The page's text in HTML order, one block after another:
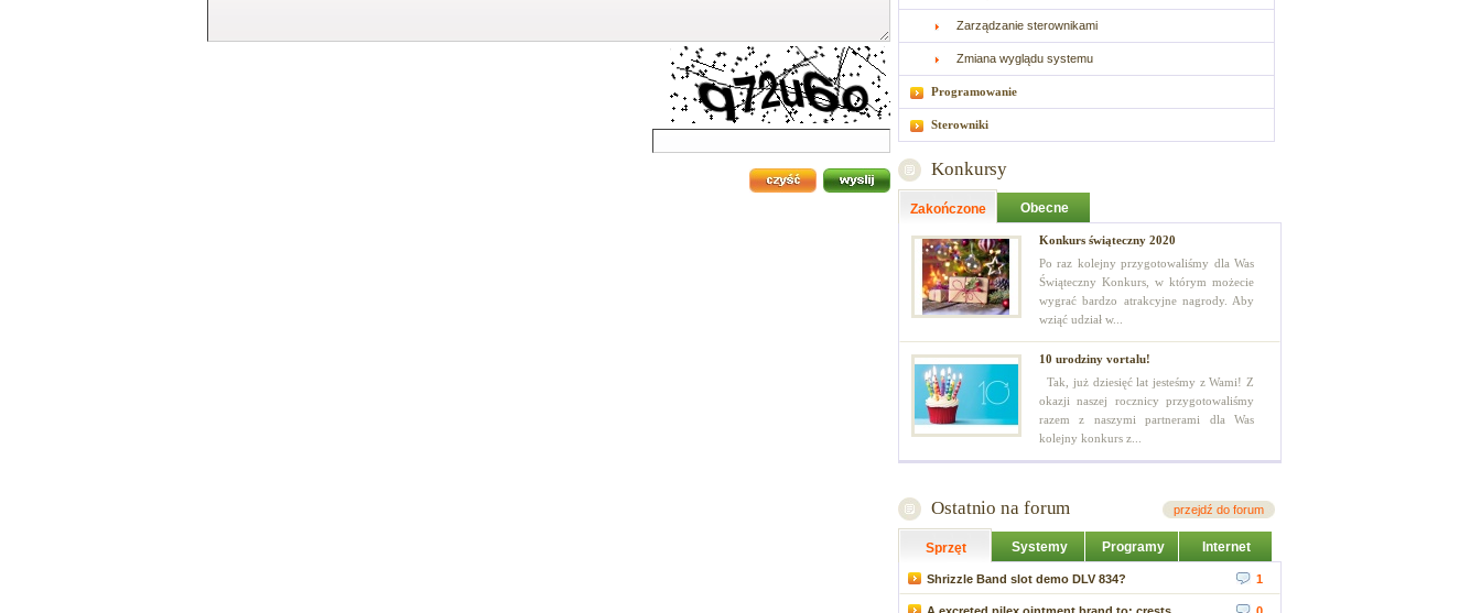
Zarządzanie sterownikami
Zmiana wyglądu systemu
Programowanie
Sterowniki
Konkursy
Zakończone Obecne
Konkurs świąteczny 2020
Po raz kolejny przygotowaliśmy dla Was
Świąteczny Konkurs, w którym możecie
wygrać bardzo atrakcyjne nagrody. Aby
wziąć udział w...
10 urodziny vortalu!
Tak, już dziesięć lat jesteśmy z Wami! Z
okazji naszej rocznicy przygotowaliśmy
razem z naszymi partnerami dla Was
kolejny konkurs z...
Ostatnio na forum przejdź do forum
Sprzęt Systemy Programy Internet
Shrizzle Band slot demo DLV 834? 1